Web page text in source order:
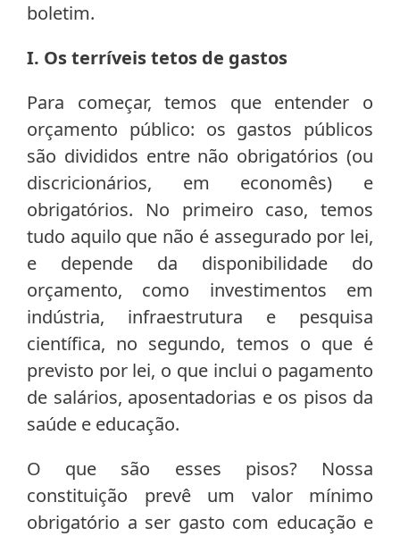
boletim.
I. Os terríveis tetos de gastos
Para começar, temos que entender o
orçamento público: os gastos públicos
são divididos entre não obrigatórios (ou
discricionários, em economês) e
obrigatórios. No primeiro caso, temos
tudo aquilo que não é assegurado por lei,
e depende da disponibilidade do
orçamento, como investimentos em
indústria, infraestrutura e pesquisa
científica, no segundo, temos o que é
previsto por lei, o que inclui o pagamento
de salários, aposentadorias e os pisos da
saúde e educação.
O que são esses pisos? Nossa
constituição prevê um valor mínimo
obrigatório a ser gasto com educação e